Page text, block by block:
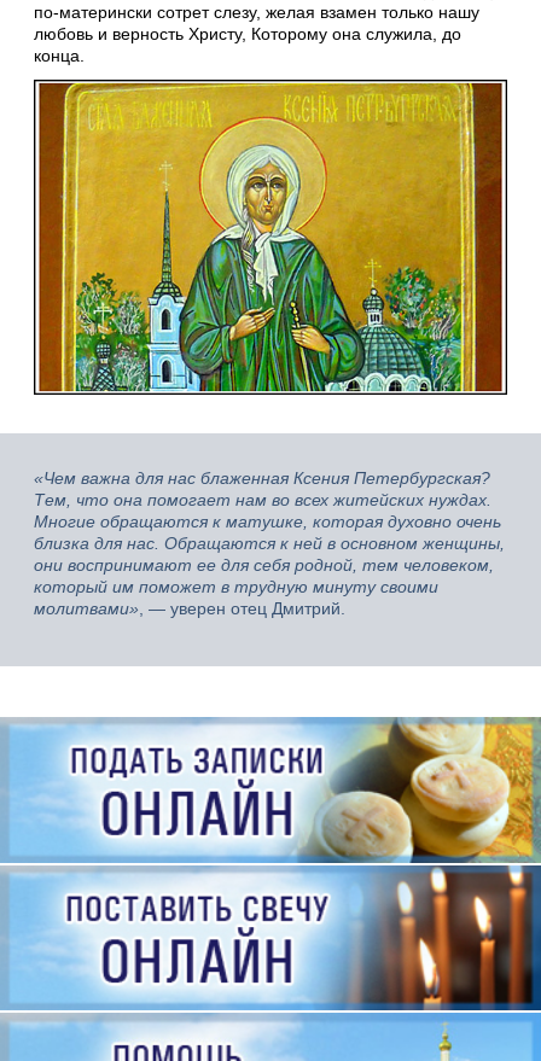
по-матерински сотрет слезу, желая взамен только нашу
любовь и верность Христу, Которому она служила, до
конца.
«Чем важна для нас блаженная Ксения Петербургская?
Тем, что она помогает нам во всех житейских нуждах.
Многие обращаются к матушке, которая духовно очень
близка для нас. Обращаются к ней в основном женщины,
они воспринимают ее для себя родной, тем человеком,
который им поможет в трудную минуту своими
молитвами» , — уверен отец Дмитрий.